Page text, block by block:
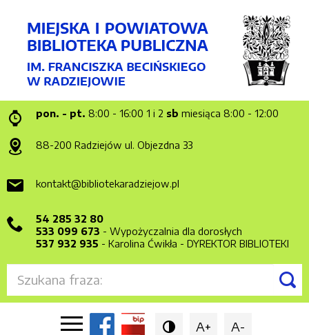
pon. - pt. 8:00 - 16:00 1 i 2 sb miesiąca 8:00 - 12:00
88-200 Radziejów ul. Objezdna 33
kontakt@bibliotekaradziejow.pl
54 285 32 80
533 099 673 - Wypożyczalnia dla dorosłych
537 932 935 - Karolina Ćwikła - DYREKTOR BIBLIOTEKI

 A+ A-